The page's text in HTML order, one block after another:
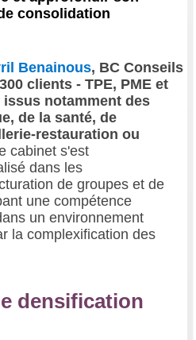
consolidation
Benainous, BC Conseils
clients - TPE, PME et
notamment des
de la santé, de
restauration ou
cabinet s'est
dans les
de groupes et de
une compétence
un environnement
la complexification des
densification